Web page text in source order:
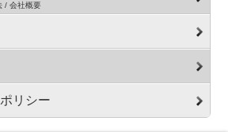
/ 会社概要
リシー